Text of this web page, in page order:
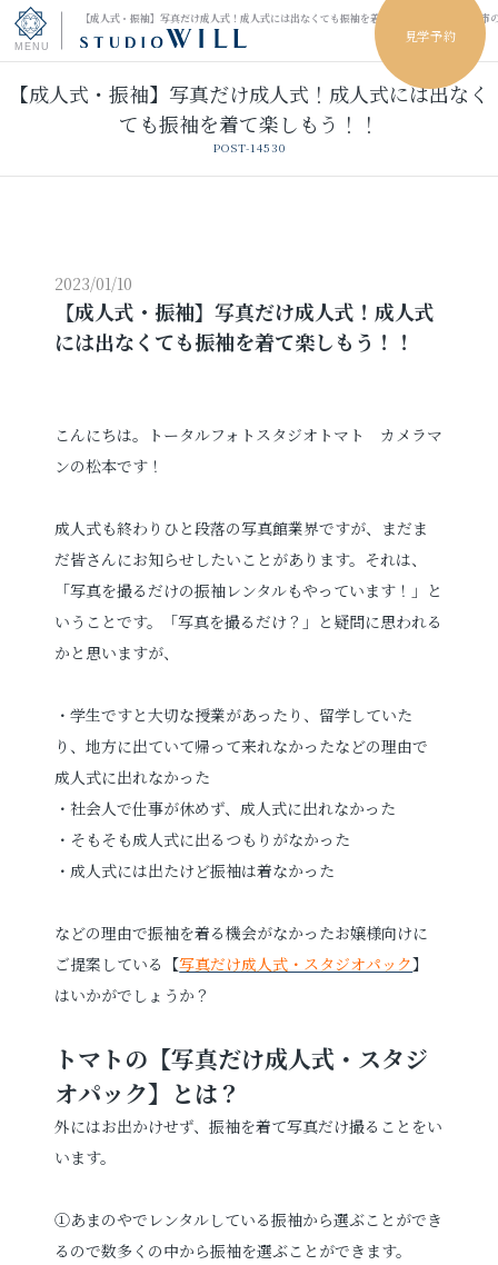
【成人式・振袖】写真だけ成人式！成人式には出なくても振袖を着て楽しもう！！｜小山市
見学予約
トップページ
ウェディングフォト
振袖レンタル 卒業袴レンタル
その他の撮影
プロフィールフォト 婚活写真
証明写真 シニア・還暦写真
見学予約
お問い合わせ
お電話でのご連絡
TEL0285-20-5870
【成人式・振袖】写真だけ成人式！成人式には出なく
ても振袖を着て楽しもう！！
POST-14530
2023/01/10
【成人式・振袖】写真だけ成人式！成人式
には出なくても振袖を着て楽しもう！！
こんにちは。トータルフォトスタジオトマト カメラマ
ンの松本です！
成人式も終わりひと段落の写真館業界ですが、まだま
だ皆さんにお知らせしたいことがあります。それは、
「写真を撮るだけの振袖レンタルもやっています！」と
いうことです。「写真を撮るだけ？」と疑問に思われる
かと思いますが、
・学生ですと大切な授業があったり、留学していた
り、地方に出ていて帰って来れなかったなどの理由で
成人式に出れなかった
・社会人で仕事が休めず、成人式に出れなかった
・そもそも成人式に出るつもりがなかった
・成人式には出たけど振袖は着なかった
などの理由で振袖を着る機会がなかったお嬢様向けに
ご提案している【写真だけ成人式・スタジオパック】
はいかがでしょうか？
トマトの【写真だけ成人式・スタジ
オパック】とは？
外にはお出かけせず、振袖を着て写真だけ撮ることをい
います。
①あまのやでレンタルしている振袖から選ぶことができ
るので数多くの中から振袖を選ぶことができます。